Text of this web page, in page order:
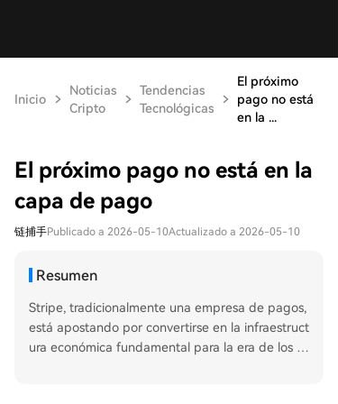
Inicio
Noticias
Cripto
Tendencias
Tecnológicas
El próximo
pago no está
en la ...
El próximo pago no está en la
capa de pago
链捕手Publicado a 2026-05-10Actualizado a 2026-05-10
Resumen
Stripe, tradicionalmente una empresa de pagos,
está apostando por convertirse en la infraestruct
ura económica fundamental para la era de los A